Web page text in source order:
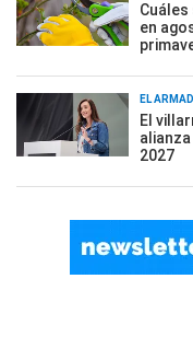
en
EL
El
2027